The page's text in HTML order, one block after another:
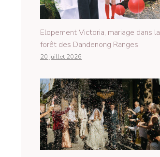
Elopement Victoria, mariage dans la
forêt des Dandenong Ranges
20 juillet 2026